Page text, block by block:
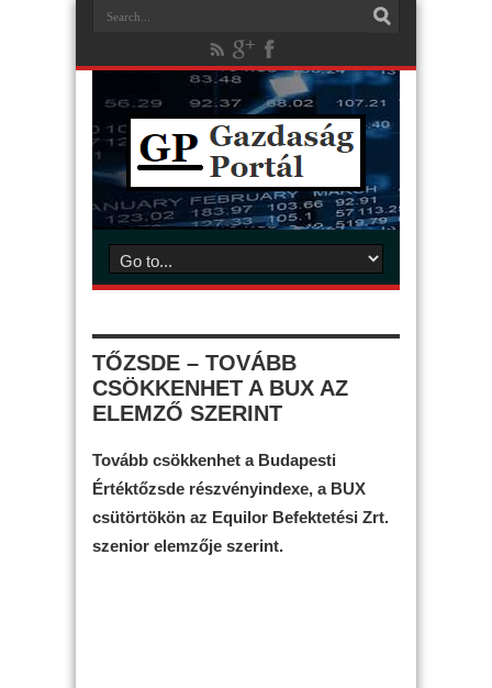
TŐZSDE – TOVÁBB
CSÖKKENHET A BUX AZ
ELEMZŐ SZERINT
Tovább csökkenhet a Budapesti
Értéktőzsde részvényindexe, a BUX
csütörtökön az Equilor Befektetési Zrt.
szenior elemzője szerint.